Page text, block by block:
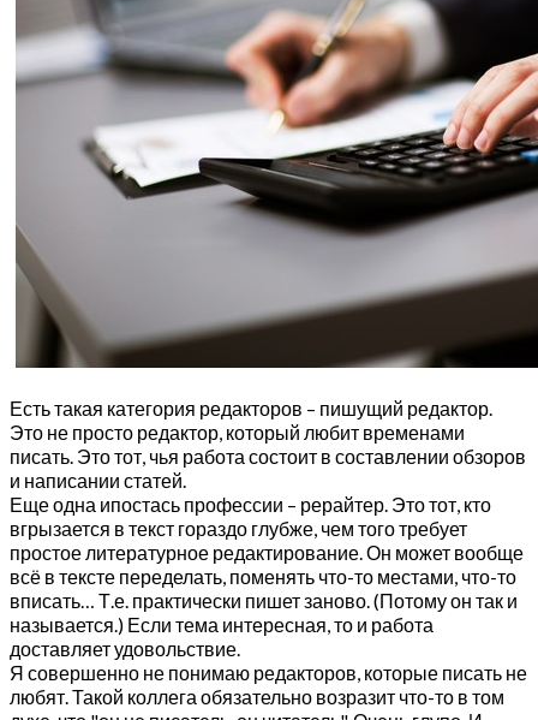
Есть такая категория редакторов – пишущий редактор.
Это не просто редактор, который любит временами
писать. Это тот, чья работа состоит в составлении обзоров
и написании статей.
Еще одна ипостась профессии – рерайтер. Это тот, кто
вгрызается в текст гораздо глубже, чем того требует
простое литературное редактирование. Он может вообще
всё в тексте переделать, поменять что-то местами, что-то
вписать… Т.е. практически пишет заново. (Потому он так и
называется.) Если тема интересная, то и работа
доставляет удовольствие.
Я совершенно не понимаю редакторов, которые писать не
любят. Такой коллега обязательно возразит что-то в том